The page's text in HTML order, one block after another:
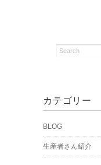
カテゴリー
BLOG
生産者さん紹介